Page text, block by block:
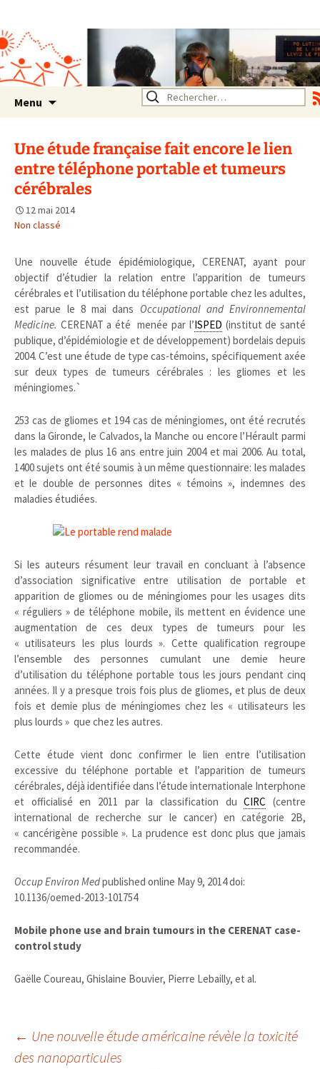
Rhône Alpes
Un environnement sain pour
la santé de tous
Menu Rechercher :
Une étude française fait encore le lien
entre téléphone portable et tumeurs
cérébrales
12 mai 2014
Non classé
Une nouvelle étude épidémiologique, CERENAT, ayant pour
objectif d’étudier la relation entre l’apparition de tumeurs
cérébrales et l’utilisation du téléphone portable chez les adultes,
est parue le 8 mai dans Occupational and Environnemental
Medicine. CERENAT a été menée par l’ISPED (institut de santé
publique, d’épidémiologie et de développement) bordelais depuis
2004. C’est une étude de type cas-témoins, spécifiquement axée
sur deux types de tumeurs cérébrales : les gliomes et les
méningiomes.`
253 cas de gliomes et 194 cas de méningiomes, ont été recrutés
dans la Gironde, le Calvados, la Manche ou encore l’Hérault parmi
les malades de plus 16 ans entre juin 2004 et mai 2006. Au total,
1400 sujets ont été soumis à un même questionnaire: les malades
et le double de personnes dites « témoins », indemnes des
maladies étudiées.
Si les auteurs résument leur travail en concluant à l’absence
d’association significative entre utilisation de portable et
apparition de gliomes ou de méningiomes pour les usages dits
« réguliers » de téléphone mobile, ils mettent en évidence une
augmentation de ces deux types de tumeurs pour les
« utilisateurs les plus lourds ». Cette qualification regroupe
l’ensemble des personnes cumulant une demie heure
d’utilisation du téléphone portable tous les jours pendant cinq
années. Il y a presque trois fois plus de gliomes, et plus de deux
fois et demie plus de méningiomes chez les « utilisateurs les
plus lourds » que chez les autres.
Cette étude vient donc confirmer le lien entre l’utilisation
excessive du téléphone portable et l’apparition de tumeurs
cérébrales, déjà identifiée dans l’étude internationale Interphone
et officialisé en 2011 par la classification duCIRC (centre
international de recherche sur le cancer) en catégorie 2B,
« cancérigène possible ». La prudence est donc plus que jamais
recommandée.
Occup Environ Medpublished online May 9, 2014 doi:
10.1136/oemed-2013-101754
Mobile phone use and brain tumours in the CERENAT case-
control study
Gaëlle Coureau, Ghislaine Bouvier, Pierre Lebailly, et al.
Navigation
← Une nouvelle étude américaine révèle la toxicité
des nanoparticules